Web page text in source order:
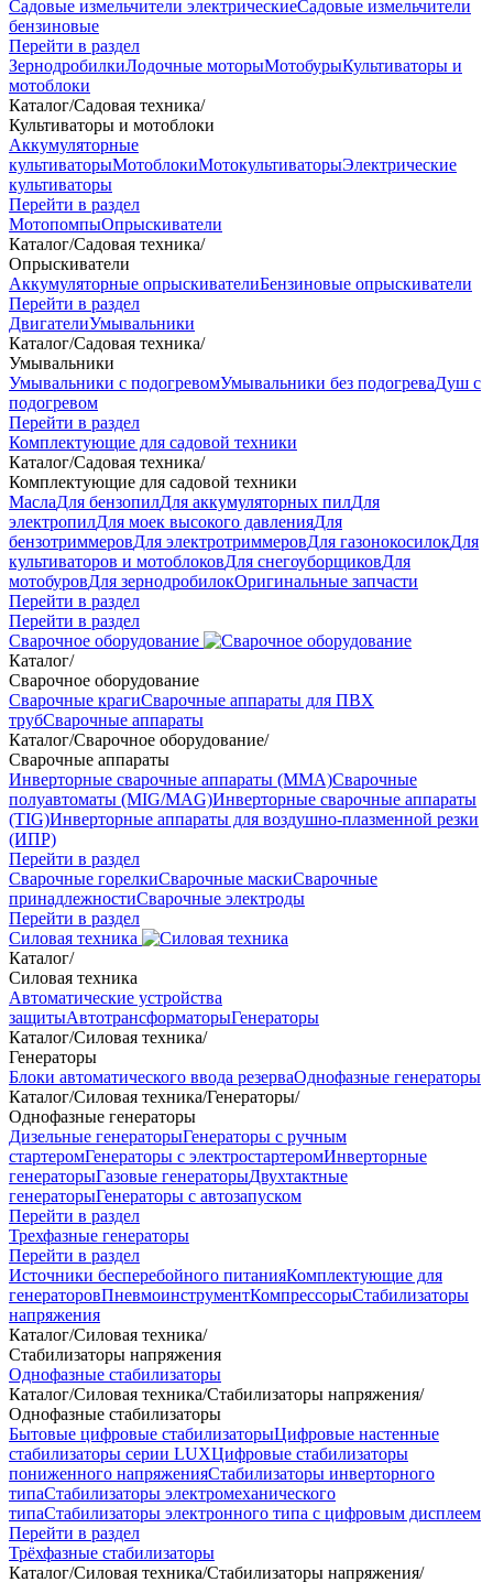
Садовые измельчители электрическиеСадовые измельчители
бензиновые
Перейти в раздел
ЗернодробилкиЛодочные моторыМотобурыКультиваторы и
мотоблоки
Каталог/Садовая техника/
Культиваторы и мотоблоки
Аккумуляторные
культиваторыМотоблокиМотокультиваторыЭлектрические
культиваторы
Перейти в раздел
МотопомпыОпрыскиватели
Каталог/Садовая техника/
Опрыскиватели
Аккумуляторные опрыскивателиБензиновые опрыскиватели
Перейти в раздел
ДвигателиУмывальники
Каталог/Садовая техника/
Умывальники
Умывальники с подогревомУмывальники без подогреваДуш с
подогревом
Перейти в раздел
Комплектующие для садовой техники
Каталог/Садовая техника/
Комплектующие для садовой техники
МаслаДля бензопилДля аккумуляторных пилДля
электропилДля моек высокого давленияДля
бензотриммеровДля электротриммеровДля газонокосилокДля
культиваторов и мотоблоковДля снегоуборщиковДля
мотобуровДля зернодробилокОригинальные запчасти
Перейти в раздел
Перейти в раздел
Сварочное оборудование
Каталог/
Сварочное оборудование
Сварочные крагиСварочные аппараты для ПВХ
трубСварочные аппараты
Каталог/Сварочное оборудование/
Сварочные аппараты
Инверторные сварочные аппараты (ММА)Сварочные
полуавтоматы (MIG/MAG)Инверторные сварочные аппараты
(TIG)Инверторные аппараты для воздушно-плазменной резки
(ИПР)
Перейти в раздел
Сварочные горелкиСварочные маскиСварочные
принадлежностиСварочные электроды
Перейти в раздел
Силовая техника
Каталог/
Силовая техника
Автоматические устройства
защитыАвтотрансформаторыГенераторы
Каталог/Силовая техника/
Генераторы
Блоки автоматического ввода резерваОднофазные генераторы
Каталог/Силовая техника/Генераторы/
Однофазные генераторы
Дизельные генераторыГенераторы с ручным
стартеромГенераторы с электростартеромИнверторные
генераторыГазовые генераторыДвухтактные
генераторыГенераторы с автозапуском
Перейти в раздел
Трехфазные генераторы
Перейти в раздел
Источники бесперебойного питанияКомплектующие для
генераторовПневмоинструментКомпрессорыСтабилизаторы
напряжения
Каталог/Силовая техника/
Стабилизаторы напряжения
Однофазные стабилизаторы
Каталог/Силовая техника/Стабилизаторы напряжения/
Однофазные стабилизаторы
Бытовые цифровые стабилизаторыЦифровые настенные
стабилизаторы серии LUXЦифровые стабилизаторы
пониженного напряженияСтабилизаторы инверторного
типаСтабилизаторы электромеханического
типаСтабилизаторы электронного типа с цифровым дисплеем
Перейти в раздел
Трёхфазные стабилизаторы
Каталог/Силовая техника/Стабилизаторы напряжения/